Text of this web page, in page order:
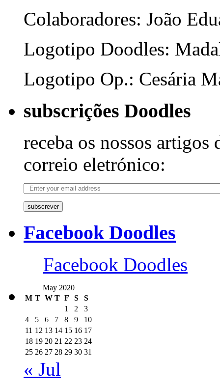
Colaboradores: João
Logotipo Doodles:
Logotipo Op.: Cesária
subscrições Doodles
receba os nossos artigos
correio eletrónico:
subscrever
Facebook Doodles
Facebook Doodles
May 2020
M T W T F S
S
1
2
3
4
5 6 7 8 9
10
11 12 13 14 15 16 17
18 19 20 21 22 23 24
25 26 27 28 29 30 31
« Jul